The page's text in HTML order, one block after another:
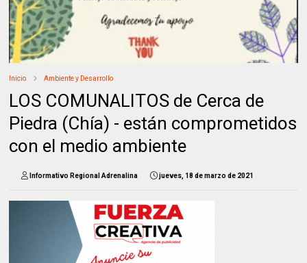
Inicio Ambiente y Desarrollo
LOS COMUNALITOS de Cerca de
Piedra (Chía) - están comprometidos
con el medio ambiente
Informativo Regional Adrenalina jueves, 18 de marzo de 2021